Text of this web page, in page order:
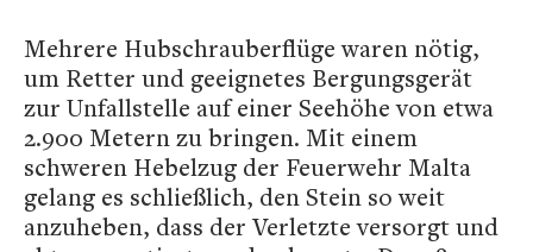
Mehrere Hubschrauberflüge waren nötig,
um Retter und geeignetes Bergungsgerät
zur Unfallstelle auf einer Seehöhe von etwa
2.900 Metern zu bringen. Mit einem
schweren Hebelzug der Feuerwehr Malta
gelang es schließlich, den Stein so weit
anzuheben, dass der Verletzte versorgt und